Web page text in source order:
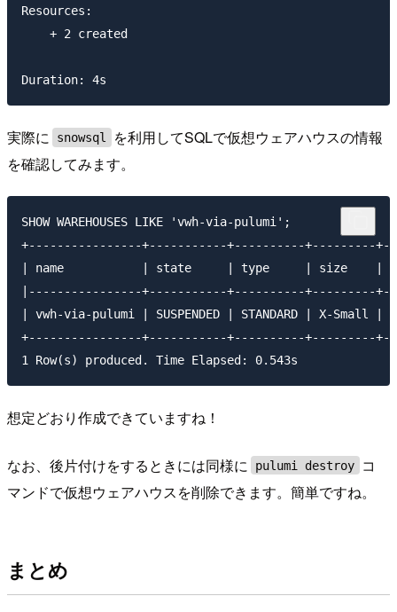
Resources:
    + 2 created
実際に snowsql
を利用してSQLで仮想ウェアハウスの情報
を確認してみます。
SHOW WAREHOUSES LIKE 'vwh-via-pulumi';
+----------------+-----------+----------+---------
| name           | state     | type     | size    |
|----------------+-----------+----------+---------
| vwh-via-pulumi | SUSPENDED |
+----------------+-----------+----------+---------
想定どおり作成できていますね！
なお、後片付けをするときには同様に pulumi destroy
コ
マンドで仮想ウェアハウスを削除できます。簡単ですね。
まとめ